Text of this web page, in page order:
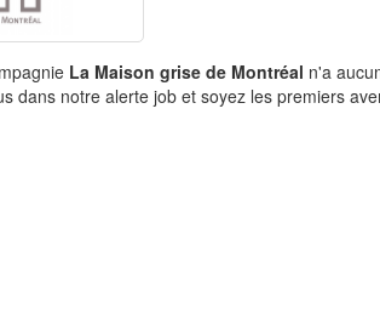
La Maison grise de Montréal n'a
dans notre alerte job et soyez les premiers